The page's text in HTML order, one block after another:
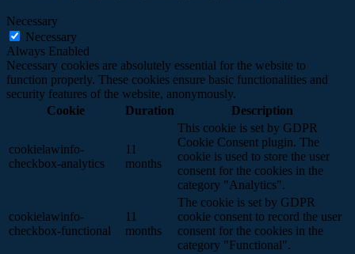
Necessary
Necessary
Always Enabled
Necessary cookies are absolutely essential for the website to
function properly. These cookies ensure basic functionalities and
security features of the website, anonymously.
Cookie
Duration Description
cookielawinfo-
checkbox-analytics
11
months
This cookie is set by GDPR
Cookie Consent plugin. The
cookie is used to store the user
consent for the cookies in the
category "Analytics".
cookielawinfo-
checkbox-functional
11
months
The cookie is set by GDPR
cookie consent to record the user
consent for the cookies in the
category "Functional".